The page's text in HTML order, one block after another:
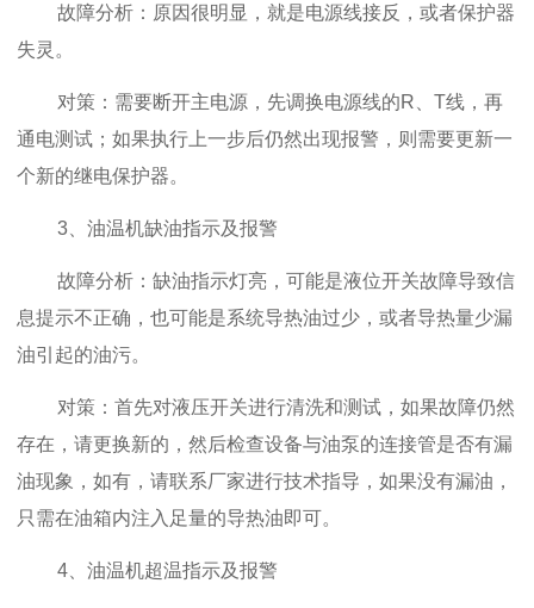
故障分析：原因很明显，就是电源线接反，或者保护器
失灵。
对策：需要断开主电源，先调换电源线的R、T线，再
通电测试；如果执行上一步后仍然出现报警，则需要更新一
个新的继电保护器。
3、油温机缺油指示及报警
故障分析：缺油指示灯亮，可能是液位开关故障导致信
息提示不正确，也可能是系统导热油过少，或者导热量少漏
油引起的油污。
对策：首先对液压开关进行清洗和测试，如果故障仍然
存在，请更换新的，然后检查设备与油泵的连接管是否有漏
油现象，如有，请联系厂家进行技术指导，如果没有漏油，
只需在油箱内注入足量的导热油即可。
4、油温机超温指示及报警